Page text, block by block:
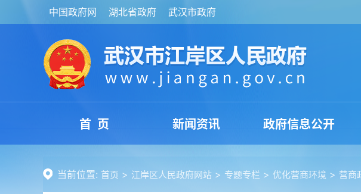
中国政府网 湖北省政府 武汉市政府
首 页 新闻资讯 政府信息公开
当前位置: 首页 > 江岸区人民政府网站 > 专题专栏 > 优化营商环境 > 营商